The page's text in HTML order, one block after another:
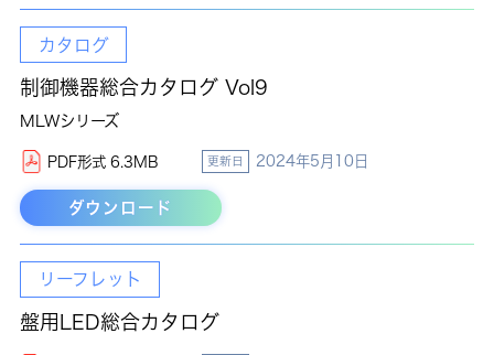
カタログ
制御機器総合カタログ Vol9
MLWシリーズ
PDF形式 6.3MB 更新日 2024年5月10日
ダウンロード
リーフレット
盤用LED総合カタログ